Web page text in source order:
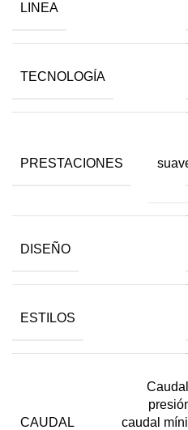
LINEA
TECNOLOGÍA
PRESTACIONES
DISEÑO
ESTILOS
CAUDAL
caudal